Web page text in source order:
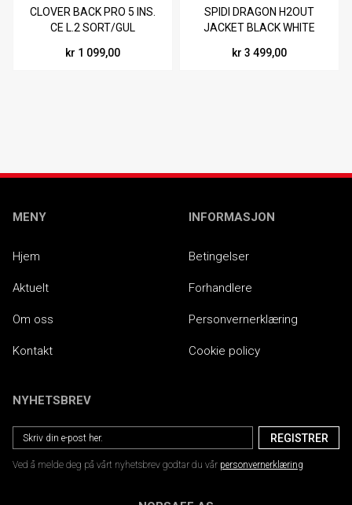
CLOVER BACK PRO 5 INS.
CE L.2 SORT/GUL
kr 1 099,00
SPIDI DRAGON H2OUT
JACKET BLACK WHITE
kr 3 499,00
MENY
Hjem
Aktuelt
Om oss
Kontakt
INFORMASJON
Betingelser
Forhandlere
Personvernerklæring
Cookie policy
NYHETSBREV
Ved å melde deg på vårt nyhetsbrev godtar du vår personvernerklæring